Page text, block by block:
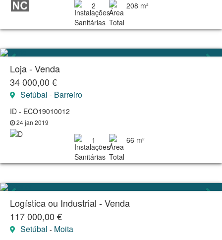
2 208 m²
Loja - Venda
34 000,00 €
Setúbal - Barreiro
ID - ECO19010012
24 jan 2019
1 66 m²
Logística ou Industrial - Venda
117 000,00 €
Setúbal - Moita